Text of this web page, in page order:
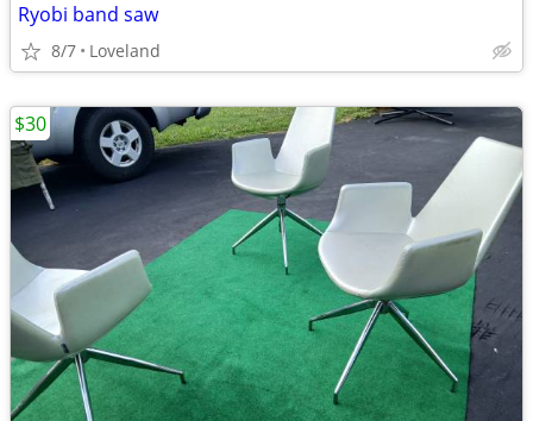
Ryobi band saw
8/7 Loveland
$30